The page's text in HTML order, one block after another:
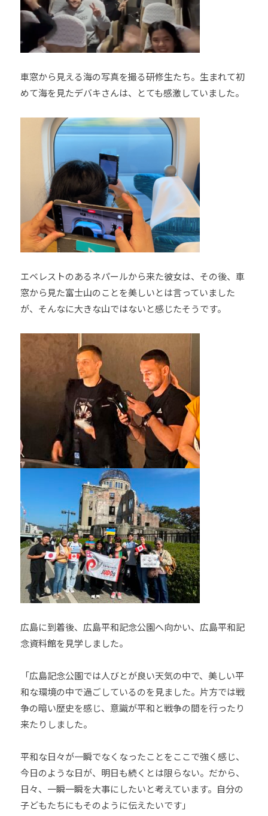
車窓から見える海の写真を撮る研修生たち。生まれて初
めて海を見たデバキさんは、とても感激していました。
エベレストのあるネパールから来た彼女は、その後、車
窓から見た富士山のことを美しいとは言っていました
が、そんなに大きな山ではないと感じたそうです。
広島に到着後、広島平和記念公園へ向かい、広島平和記
念資料館を見学しました。
「広島記念公園では人びとが良い天気の中で、美しい平
和な環境の中で過ごしているのを見ました。片方では戦
争の暗い歴史を感じ、意識が平和と戦争の間を行ったり
来たりしました。
平和な日々が一瞬でなくなったことをここで強く感じ、
今日のような日が、明日も続くとは限らない。だから、
日々、一瞬一瞬を大事にしたいと考えています。自分の
子どもたちにもそのように伝えたいです」